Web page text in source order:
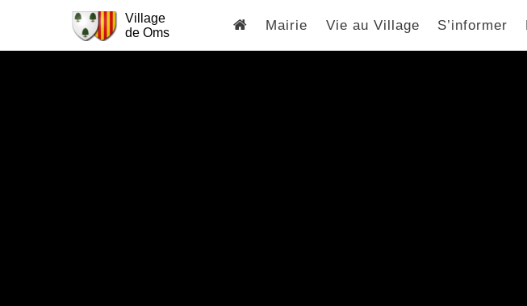
Village
de Oms
Mairie Vie au Village S’informer